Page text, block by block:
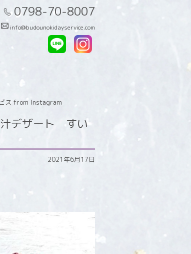
0798-70-8007
info@budounokidayservice.com
ス from Instagram
汁デザート すい
2021年6月17日